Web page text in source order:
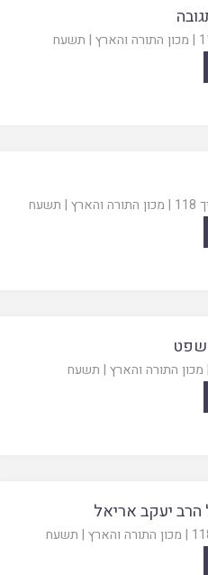
| מכון התורה והארץ | תשעח
| מכון התורה והארץ | תשעח
| מכון התורה והארץ | תשעח
הרב יעקב אריאל
| מכון התורה והארץ | תשעח